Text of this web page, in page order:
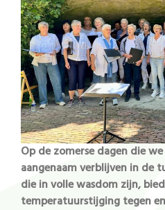
Op de zomerse dagen die
aangenaam verblijven in de
die in volle wasdom zijn,
temperatuurstijging tegen